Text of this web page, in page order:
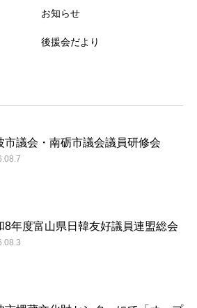
お知らせ
後援会だより
市議会・南砺市議会議員研修会
8年度富山県日韓友好議員連盟総会